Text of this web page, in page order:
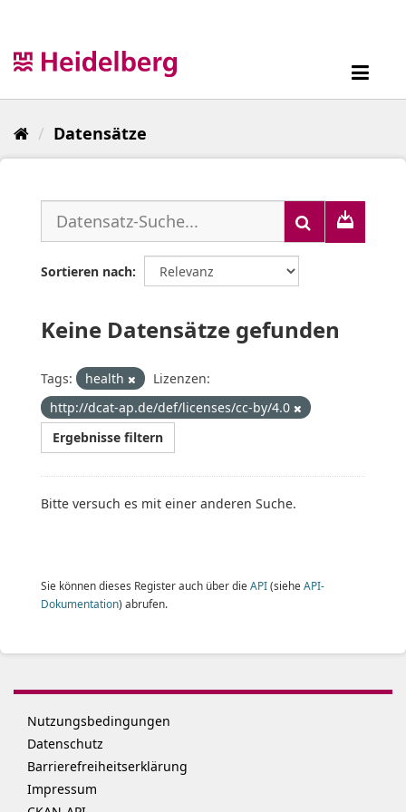
Datensätze
Sortieren nach
Keine Datensätze gefunden
Tags: health
Lizenzen:
http://dcat-ap.de/def/licenses/cc-by/4.0
Ergebnisse filtern
Bitte versuch es mit einer anderen Suche.
Sie können dieses Register auch über die API(siehe API-
Dokumentation) abrufen.
Nutzungsbedingungen
Datenschutz
Barrierefreiheitserklärung
Impressum